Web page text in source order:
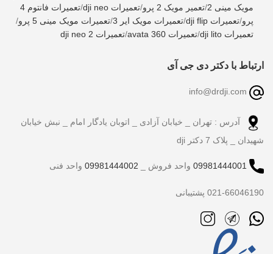
مویک مینی 2
/تعمیر مویک 2 پرو /تعمیرات dji neo /
تعمیرات فانتوم 4
پرو/تعمیرات dji flip /تعمیرات مویک ایر 3 /تعمیرات مویک مینی 5 پرو
/
تعمیرات dji lito
/تعمیرات avata 360 /تعمیرات dji neo 2
ارتباط با دکتر دی جی آی
آدرس : تهران _ خیابان آزادی _ اتوبان یادگار امام _ نبش خیابان
شهیدان _ پلاک 7 دکتر dji
09981444001 واحد فروش _ 09981444002 واحد فنی
021-66046190 پشتیبانی